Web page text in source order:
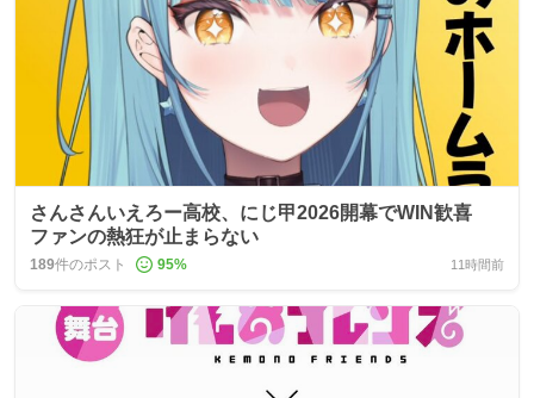
さんさんいえろー高校、にじ甲2026開幕でWIN歓喜
ファンの熱狂が止まらない
189件のポスト 95% 11時間前